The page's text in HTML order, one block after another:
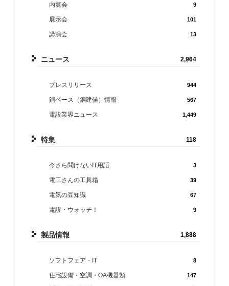
内覧会 9
展示会 101
講演会 13
ニュース 2,964
プレスリリース 944
銅ベース（銅建値）情報 567
電設業界ニュース 1,449
特集 118
今さら聞けないIT用語 3
電工さんの工具箱 39
電気の豆知識 67
電設・ウォッチ！ 9
製品情報 1,888
ソフトフェア・IT 8
住宅設備・空調・OA機器類 147